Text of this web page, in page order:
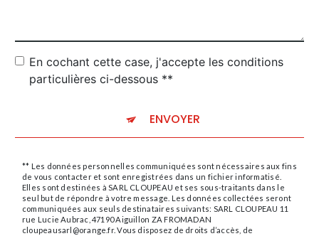
En cochant cette case, j'accepte les conditions
particulières ci-dessous **
ENVOYER
** Les données personnelles communiquées sont nécessaires aux fins
de vous contacter et sont enregistrées dans un fichier informatisé.
Elles sont destinées à SARL CLOUPEAU et ses sous-traitants dans le
seul but de répondre à votre message. Les données collectées seront
communiquées aux seuls destinataires suivants: SARL CLOUPEAU 11
rue Lucie Aubrac, 47190 Aiguillon ZA FROMADAN
cloupeausarl@orange.fr. Vous disposez de droits d’accès, de